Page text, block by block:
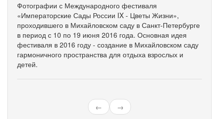
Фотографии с Международного фестиваля
«Императорские Сады России IX - Цветы Жизни»,
проходившего в Михайловском саду в Санкт-Петербурге
в период с 10 по 19 июня 2016 года. Основная идея
фестиваля в 2016 году - создание в Михайловском саду
гармоничного пространства для отдыха взрослых и
детей.
← →